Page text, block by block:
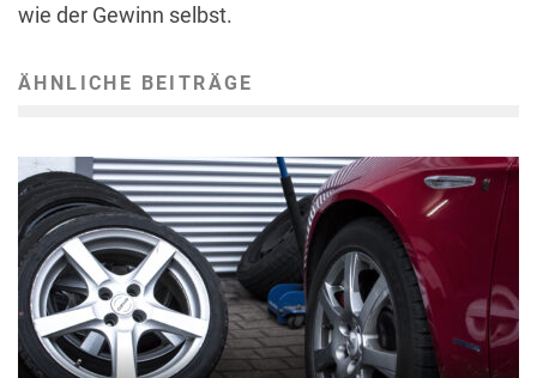
wie der Gewinn selbst.
ÄHNLICHE BEITRÄGE